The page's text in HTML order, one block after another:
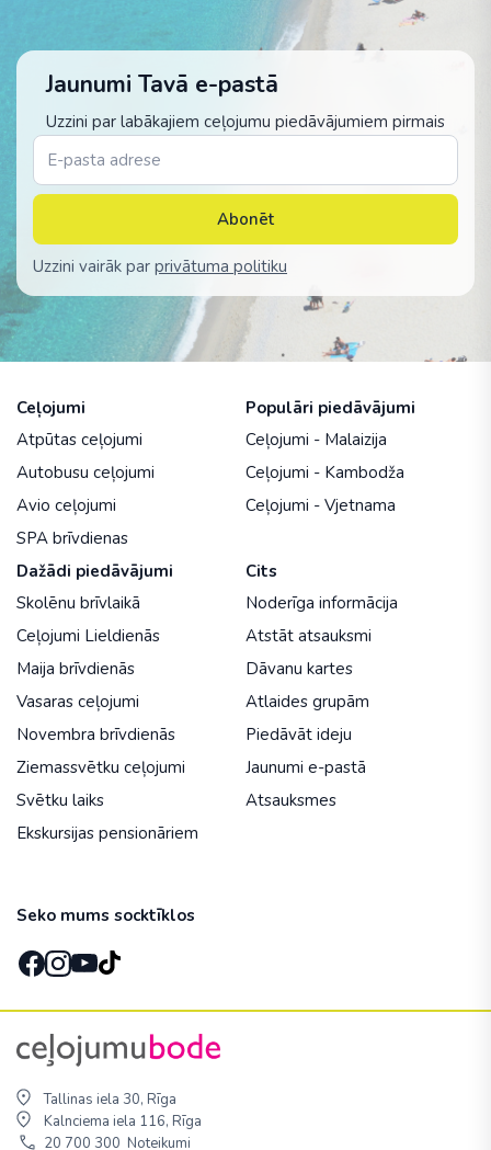
Jaunumi Tavā e-pastā
Uzzini par labākajiem ceļojumu piedāvājumiem pirmais
Abonēt
Uzzini vairāk par privātuma politiku
Ceļojumi
Atpūtas ceļojumi
Autobusu ceļojumi
Avio ceļojumi
SPA brīvdienas
Populāri piedāvājumi
Ceļojumi - Malaizija
Ceļojumi - Kambodža
Ceļojumi - Vjetnama
Dažādi piedāvājumi
Skolēnu brīvlaikā
Ceļojumi Lieldienās
Maija brīvdienās
Vasaras ceļojumi
Novembra brīvdienās
Ziemassvētku ceļojumi
Svētku laiks
Ekskursijas pensionāriem
Cits
Noderīga informācija
Atstāt atsauksmi
Dāvanu kartes
Atlaides grupām
Piedāvāt ideju
Jaunumi e-pastā
Atsauksmes
Seko mums socktīklos
Tallinas iela 30, Rīga
Kalnciema iela 116, Rīga
20 700 300 Noteikumi